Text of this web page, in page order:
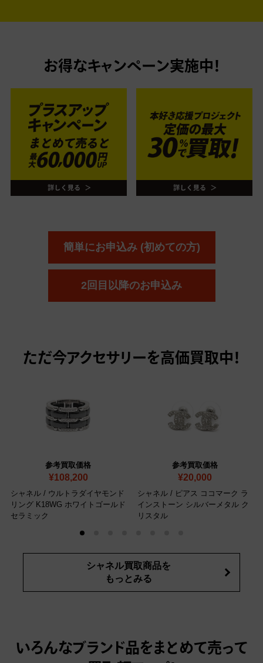
お得なキャンペーン実施中！
簡単にお申込み (初めての方)
2回目以降のお申込み
ただ今アクセサリーを高価買取中！
参考買取価格
¥108,200
シャネル / ウルトラダイヤモンド
リング K18WG ホワイトゴールド
セラミック
参考買取価格
¥20,000
シャネル / ピアス ココマーク ラ
インストーン シルバーメタル ク
リスタル
シャネル買取商品を
もっとみる
いろんなブランド品をまとめて売って